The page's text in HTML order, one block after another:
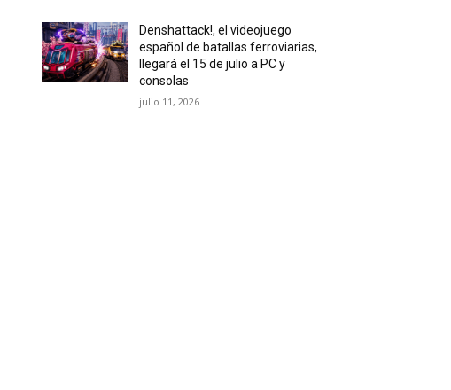
Denshattack!, el videojuego
español de batallas ferroviarias,
llegará el 15 de julio a PC y
consolas
julio 11, 2026